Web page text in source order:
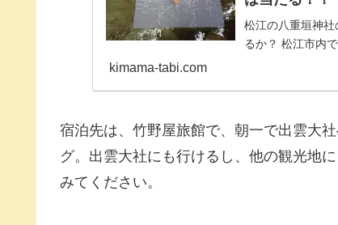
松江の八重垣神
るか？ 松江市内
kimama-tabi.com
宿泊先は、竹野屋旅館で、朝一で出雲大
グ。出雲大社にも行けるし、他の観光地
みてください。